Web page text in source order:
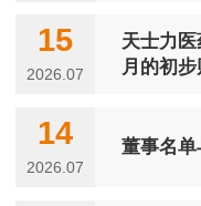
天士力
月的初
15
2026.07
董事名
14
2026.07